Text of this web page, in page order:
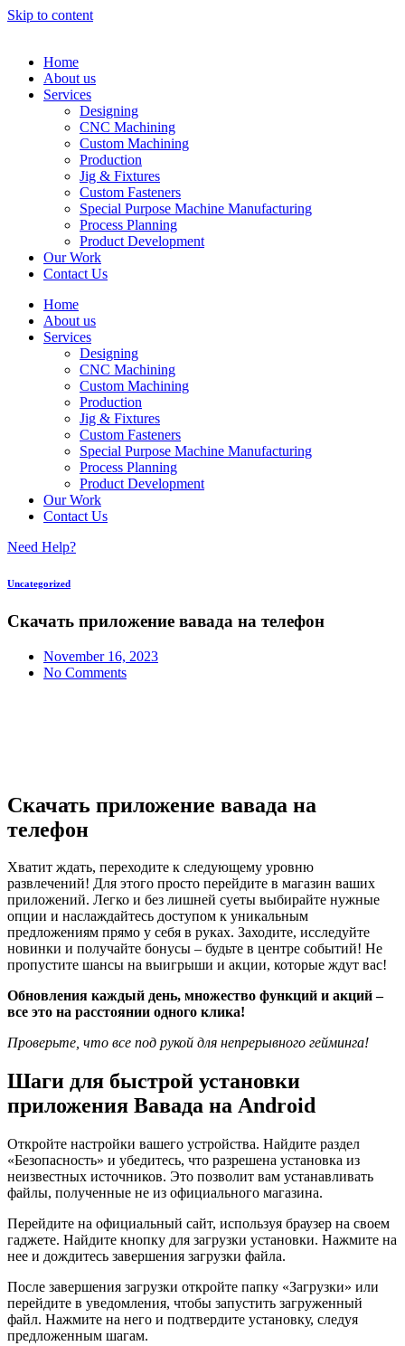
Skip to content
Home
About us
Services
Designing
CNC Machining
Custom Machining
Production
Jig & Fixtures
Custom Fasteners
Special Purpose Machine Manufacturing
Process Planning
Product Development
Our Work
Contact Us
Home
About us
Services
Designing
CNC Machining
Custom Machining
Production
Jig & Fixtures
Custom Fasteners
Special Purpose Machine Manufacturing
Process Planning
Product Development
Our Work
Contact Us
Need Help?
Uncategorized
Скачать приложение вавада на телефон
November 16, 2023
No Comments
Скачать приложение вавада на
телефон
Хватит ждать, переходите к следующему уровню
развлечений! Для этого просто перейдите в магазин ваших
приложений. Легко и без лишней суеты выбирайте нужные
опции и наслаждайтесь доступом к уникальным
предложениям прямо у себя в руках. Заходите, исследуйте
новинки и получайте бонусы – будьте в центре событий! Не
пропустите шансы на выигрыши и акции, которые ждут вас!
Обновления каждый день, множество функций и акций –
все это на расстоянии одного клика!
Проверьте, что все под рукой для непрерывного гейминга!
Шаги для быстрой установки
приложения Вавада на Android
Откройте настройки вашего устройства. Найдите раздел
«Безопасность» и убедитесь, что разрешена установка из
неизвестных источников. Это позволит вам устанавливать
файлы, полученные не из официального магазина.
Перейдите на официальный сайт, используя браузер на своем
гаджете. Найдите кнопку для загрузки установки. Нажмите на
нее и дождитесь завершения загрузки файла.
После завершения загрузки откройте папку «Загрузки» или
перейдите в уведомления, чтобы запустить загруженный
файл. Нажмите на него и подтвердите установку, следуя
предложенным шагам.